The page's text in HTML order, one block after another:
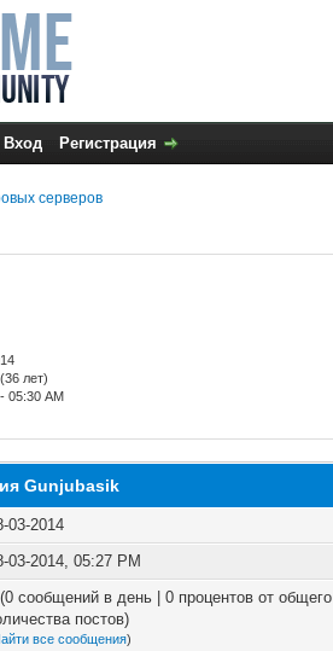
Вход Регистрация
серверов
лет)
05:30 AM
Gunjubasik
03-2014
03-2014, 05:27 PM
сообщений в день | 0 процентов от общего
постов)
все сообщения)